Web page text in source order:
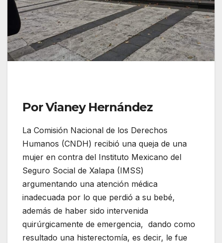
Por Vianey Hernández
La Comisión Nacional de los Derechos
Humanos (CNDH) recibió una queja de una
mujer en contra del Instituto Mexicano del
Seguro Social de Xalapa (IMSS)
argumentando una atención médica
inadecuada por lo que perdió a su bebé,
además de haber sido intervenida
quirúrgicamente de emergencia, dando como
resultado una histerectomía, es decir, le fue